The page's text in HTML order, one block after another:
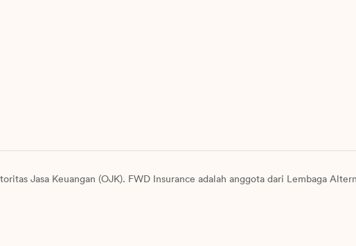
Jasa Keuangan (OJK). FWD Insurance adalah anggota dari Lembaga